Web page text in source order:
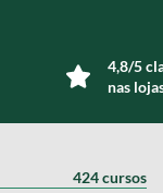
4,8/5
nas
424 cursos